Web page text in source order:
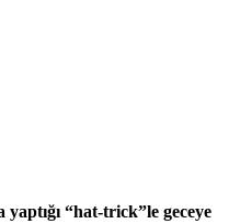
“hat-trick”le geceye